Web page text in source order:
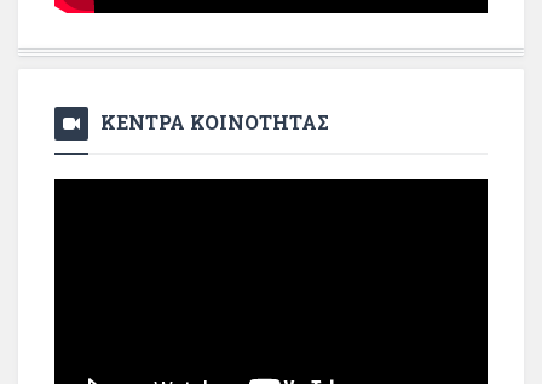
ΚΕΝΤΡΑ ΚΟΙΝΟΤΗΤΑΣ